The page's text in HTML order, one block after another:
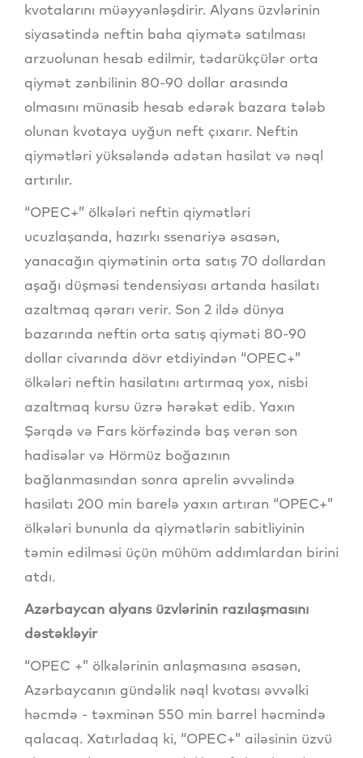
kvotalarını müəyyənləşdirir. Alyans üzvlərinin
siyasətində neftin baha qiymətə satılması
arzuolunan hesab edilmir, tədarükçülər orta
qiymət zənbilinin 80-90 dollar arasında
olmasını münasib hesab edərək bazara tələb
olunan kvotaya uyğun neft çıxarır. Neftin
qiymətləri yüksələndə adətən hasilat və nəql
artırılır.
“OPEC+” ölkələri neftin qiymətləri
ucuzlaşanda, hazırkı ssenariyə əsasən,
yanacağın qiymətinin orta satış 70 dollardan
aşağı düşməsi tendensiyası artanda hasilatı
azaltmaq qərarı verir. Son 2 ildə dünya
bazarında neftin orta satış qiyməti 80-90
dollar civarında dövr etdiyindən “OPEC+”
ölkələri neftin hasilatını artırmaq yox, nisbi
azaltmaq kursu üzrə hərəkət edib. Yaxın
Şərqdə və Fars körfəzində baş verən son
hadisələr və Hörmüz boğazının
bağlanmasından sonra aprelin əvvəlində
hasilatı 200 min barelə yaxın artıran “OPEC+”
ölkələri bununla da qiymətlərin sabitliyinin
təmin edilməsi üçün mühüm addımlardan birini
atdı.
Azərbaycan alyans üzvlərinin razılaşmasını
dəstəkləyir
“OPEC +” ölkələrinin anlaşmasına əsasən,
Azərbaycanın gündəlik nəql kvotası əvvəlki
həcmdə - təxminən 550 min barrel həcmində
qalacaq. Xatırladaq ki, “OPEC+” ailəsinin üzvü